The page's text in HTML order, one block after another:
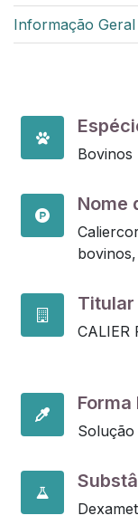
Informação Geral
Bovinos |
Nome
Titular
CALIER
Solução